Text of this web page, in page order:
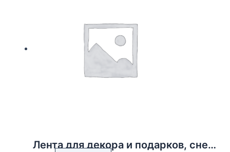
Лента для декора и подарков, снежинки, 2 см х 45 м